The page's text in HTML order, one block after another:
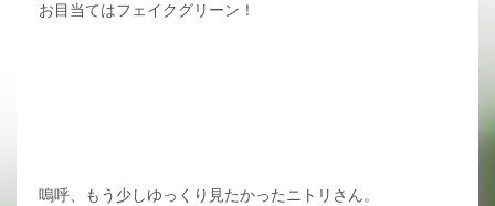
お目当てはフェイクグリーン！
嗚呼、もう少しゆっくり見たかったニトリさん。